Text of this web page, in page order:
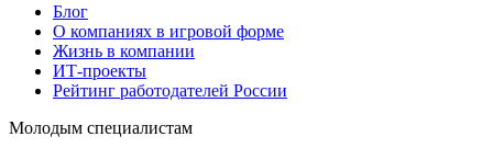
Блог
О компаниях в игровой форме
Жизнь в компании
ИТ-проекты
Рейтинг работодателей России
Молодым специалистам